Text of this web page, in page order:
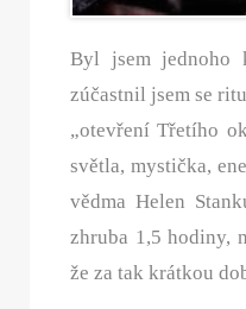
Byl jsem jednoho
zúčastnil jsem se
„otevření Třetího
světla, mystička,
vědma Helen
zhruba 1,5 hodiny,
že za tak krátkou